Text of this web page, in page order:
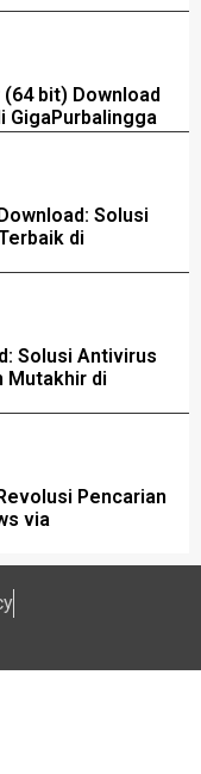
bit) Download
GigaPurbalingga
Solusi
di
Solusi Antivirus
Mutakhir di
Pencarian
via